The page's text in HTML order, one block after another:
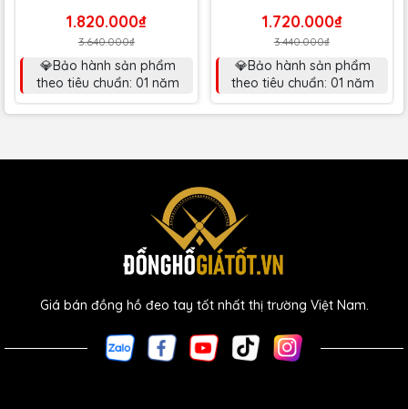
1.820.000₫
3.640.000₫
💎Bảo hành sản phẩm
theo tiêu chuẩn: 01 năm
1.720.000₫
3.440.000₫
💎Bảo hành sản phẩm
theo tiêu chuẩn: 01 năm
Giá bán đồng hồ đeo tay tốt nhất thị trường Việt Nam.